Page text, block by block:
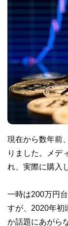
現在から数年前
りました。メデ
れ、実際に購入
一時は200万円
すが、2020年初
か話題にあがら